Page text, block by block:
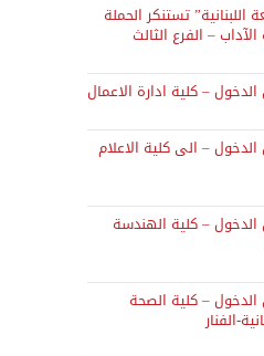
تستنكر الحملة
– الفرع الثالث
الدخول – كلية ادارة الاعمال
الدخول – الى كلية الاعلام
الدخول – كلية الهندسة
الدخول – كلية الصحة
الفنار